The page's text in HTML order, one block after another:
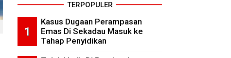
TERPOPULER
Kasus Dugaan Perampasan
Emas Di Sekadau Masuk ke
Tahap Penyidikan